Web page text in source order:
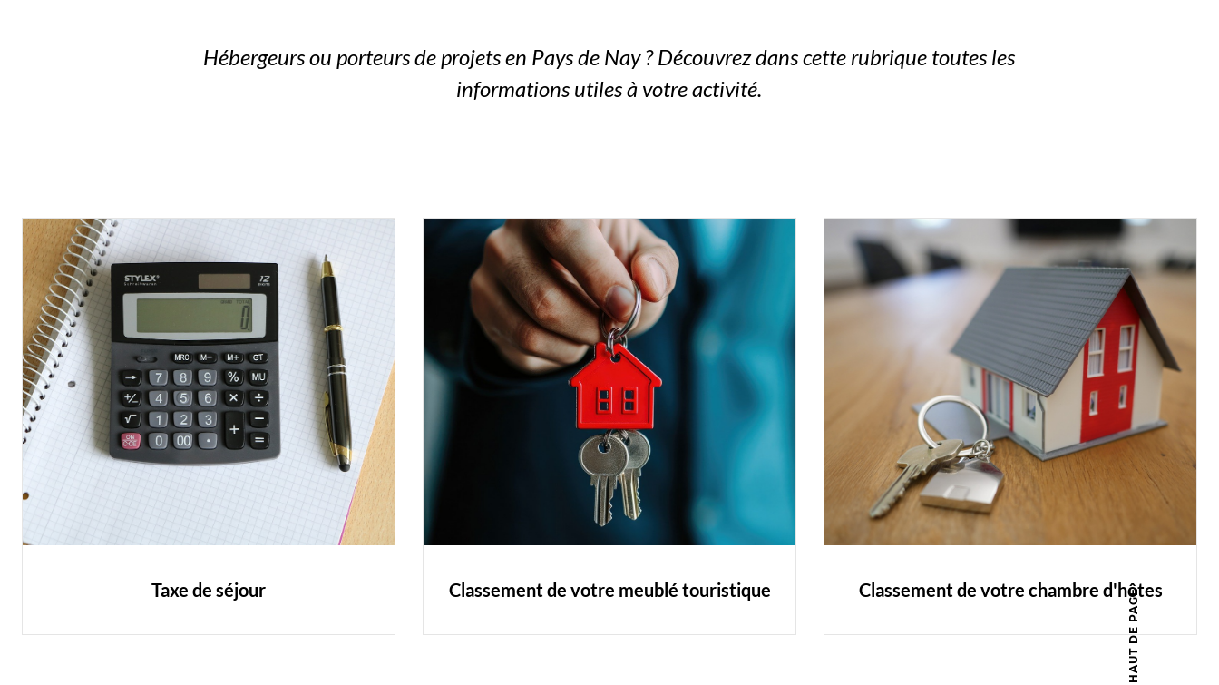
Hébergeurs ou porteurs de projets en Pays de Nay ? Découvrez dans cette rubrique toutes les
informations utiles à votre activité.
Taxe de séjour Classement de votre meublé touristique Classement de votre chambre d'hôtes
HAUT DE PAGE